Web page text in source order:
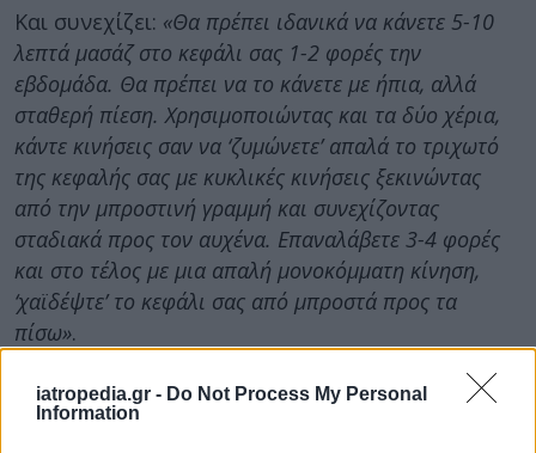
iatropedia.gr - Do Not Process My Personal
Information
Και συνεχίζει: «Θα πρέπει ιδανικά να κάνετε 5-10
λεπτά μασάζ στο κεφάλι σας 1-2 φορές την
εβδομάδα. Θα πρέπει να το κάνετε με ήπια, αλλά
σταθερή πίεση. Χρησιμοποιώντας και τα δύο χέρια,
κάντε κινήσεις σαν να ‘ζυμώνετε’ απαλά το τριχωτό
της κεφαλής σας με κυκλικές κινήσεις ξεκινώντας
από την μπροστινή γραμμή και συνεχίζοντας
σταδιακά προς τον αυχένα. Επαναλάβετε 3-4 φορές
και στο τέλος με μια απαλή μονοκόμματη κίνηση,
‘χαϊδέψτε’ το κεφάλι σας από μπροστά προς τα
πίσω».
Ευεργετικό το μασάζ στο κεφάλι